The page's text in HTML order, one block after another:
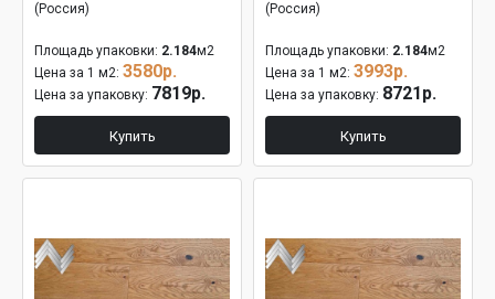
(Россия)
Площадь упаковки: 2.184м2
Цена за 1 м2: 3580р.
Цена за упаковку: 7819р.
Купить
(Россия)
Площадь упаковки: 2.184м2
Цена за 1 м2: 3993р.
Цена за упаковку: 8721р.
Купить